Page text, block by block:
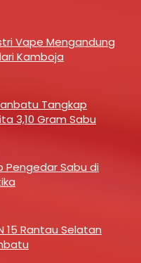
Vape Mengandung
Kamboja
Tangkap
3,10 Gram Sabu
Pengedar Sabu di
15 Rantau Selatan